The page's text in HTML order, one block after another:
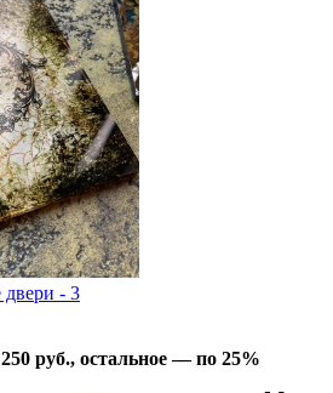
- 3
руб., остальное — по 25%